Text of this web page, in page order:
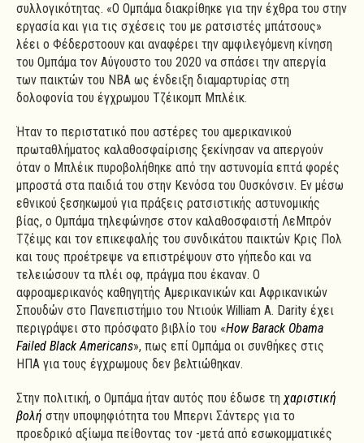
συλλογικότητας. «Ο Ομπάμα διακρίθηκε για την έχθρα του στην
εργασία και για τις σχέσεις του με ρατσιστές μπάτσους»
λέει ο Φέδερστοουν και αναφέρει την αμφιλεγόμενη κίνηση
του Ομπάμα τον Αύγουστο του 2020 να σπάσει την απεργία
των παικτών του NBA ως ένδειξη διαμαρτυρίας στη
δολοφονία του έγχρωμου Τζέικομπ Μπλέικ.
Ήταν το περιστατικό που αστέρες του αμερικανικού
πρωταθλήματος καλαθοσφαίρισης ξεκίνησαν να απεργούν
όταν ο Μπλέικ πυροβολήθηκε από την αστυνομία επτά φορές
μπροστά στα παιδιά του στην Κενόσα του Ουσκόνσιν. Εν μέσω
εθνικού ξεσηκωμού για πράξεις ρατσιστικής αστυνομικής
βίας, ο Ομπάμα τηλεφώνησε στον καλαθοσφαιστή ΛεΜπρόν
Τζέιμς και τον επικεφαλής του συνδικάτου παικτών Κρις Πολ
και τους προέτρεψε να επιστρέψουν στο γήπεδο και να
τελειώσουν τα πλέι οφ, πράγμα που έκαναν. Ο
αφροαμερικανός καθηγητής Αμερικανικών και Αφρικανικών
Σπουδών στο Πανεπιστήμιο του Ντιούκ William A. Darity έχει
περιγράψει στο πρόσφατο βιβλίο του «How Barack Obama
Failed Black Americans», πως επί Ομπάμα οι συνθήκες στις
ΗΠΑ για τους έγχρωμους δεν βελτιώθηκαν.
Στην πολιτική, ο Ομπάμα ήταν αυτός που έδωσε τη χαριστική
βολή στην υποψηφιότητα του Μπερνι Σάντερς για το
προεδρικό αξίωμα πείθοντας τον -μετά από εσωκομματικές